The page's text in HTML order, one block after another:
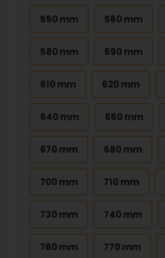
550 mm 560 mm
580 mm 590 mm
610 mm 620 mm
640 mm 650 mm
670 mm 680 mm
700 mm 710 mm
730 mm 740 mm
760 mm 770 mm